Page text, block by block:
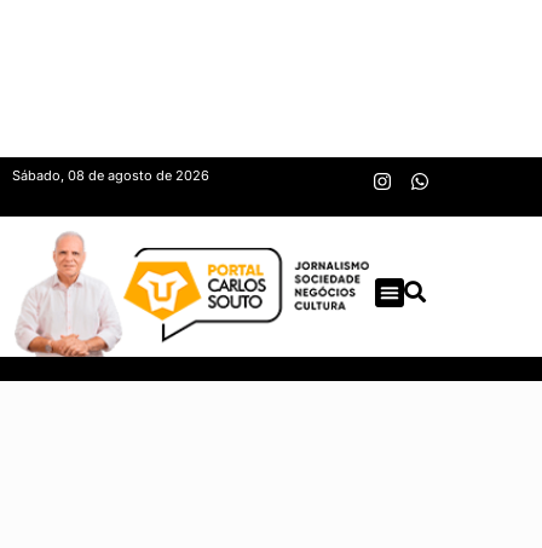
Sábado, 08 de agosto de 2026